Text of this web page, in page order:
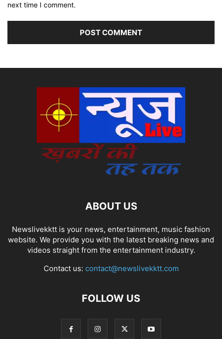
next time I comment.
ABOUT US
Newslivekktt is your news, entertainment, music fashion
website. We provide you with the latest breaking news and
videos straight from the entertainment industry.
Contact us: contact@newslivekktt.com
FOLLOW US